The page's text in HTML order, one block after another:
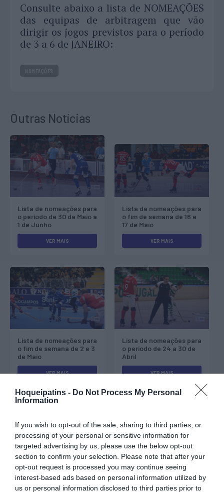
Hoqueipatins - Do Not Process My Personal
Information
If you wish to opt-out of the sale, sharing to third parties, or
processing of your personal or sensitive information for
targeted advertising by us, please use the below opt-out
section to confirm your selection. Please note that after your
opt-out request is processed you may continue seeing
interest-based ads based on personal information utilized by
us or personal information disclosed to third parties prior to
Consulte abaixo a lista de NOMEAÇÕES
das equipas de arbitragem que vão
dirigir os jogos previstos para o período
de 3 a 6 de JANEIRO:
Outras Notícias
Lista de nomeações para
o período de 30 de Maio a
1 de Junho
VER MAIS
Lista de nomeações para
o fim de semana de 16 e
17 de Maio
VER MAIS
Lista de nomeações para
o fim de semana de 2 e 3
de Maio
VER MAIS
Lista de nomeações para
o período de 24 a 30 de
Abril
VER MAIS
Lista de nomeações para
o período de 10 a 15 de
Abril
Lista de nomeações para
o período de 20 a 24 de
Março